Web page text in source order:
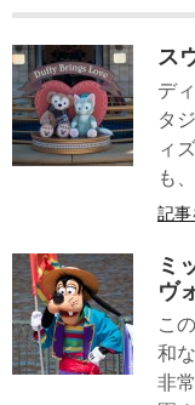
ス
デ
タ
ィ
も
記事
ミ
ヴ
こ
和
非